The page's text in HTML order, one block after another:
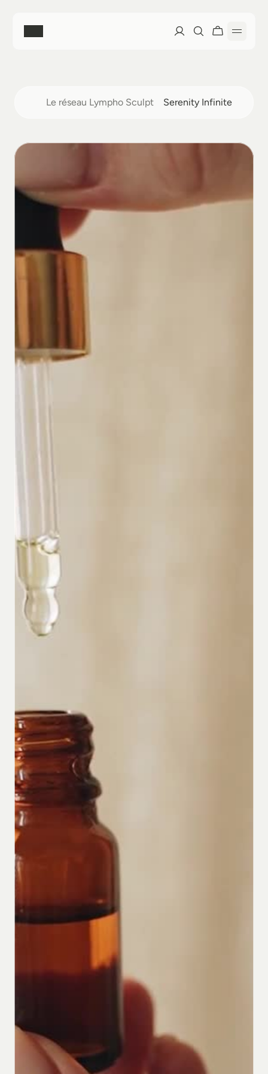
Nos soins
La méthode Lympho Sculpt®
Prendre rendez-vous
Découvrir la Formation
Le Réseau
Prochaines Sessions
Mon Compte
Mes Favoris
Mon Compte
À Propos
Le réseau Lympho Sculpt Serenity Infinite